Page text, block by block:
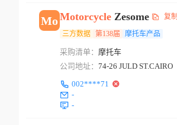
MoMotorcycleZesome 复制
三方数据 第138届 摩托车产品
采购清单： 摩托车
公司地址： 74-26 JULD ST.CAIRO
002****71
-
-